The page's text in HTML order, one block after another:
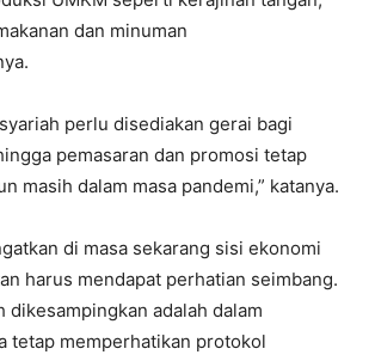
dan minuman
perlu disediakan gerai bagi
pemasaran dan promosi tetap
masih dalam masa pandemi,” katanya.
di masa sekarang sisi ekonomi
harus mendapat perhatian seimbang.
dikesampingkan adalah dalam
tetap memperhatikan protokol